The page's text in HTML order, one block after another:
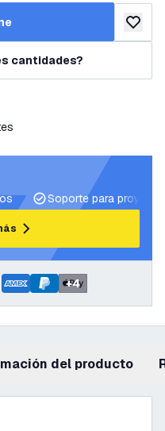
añadir
cantidades?
Soporte para
+4
del producto